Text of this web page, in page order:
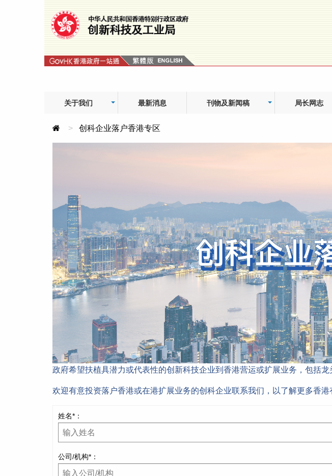
关于我们 最新消息 刊物及新闻稿 局长网志
创科企业落户香港专区
政府希望扶植具潜力或代表性的创新科技企业到香港营运或扩展业务，包括龙
欢迎有意投资落户香港或在港扩展业务的创科企业联系我们，以了解更多香
姓名*：
公司/机构*：